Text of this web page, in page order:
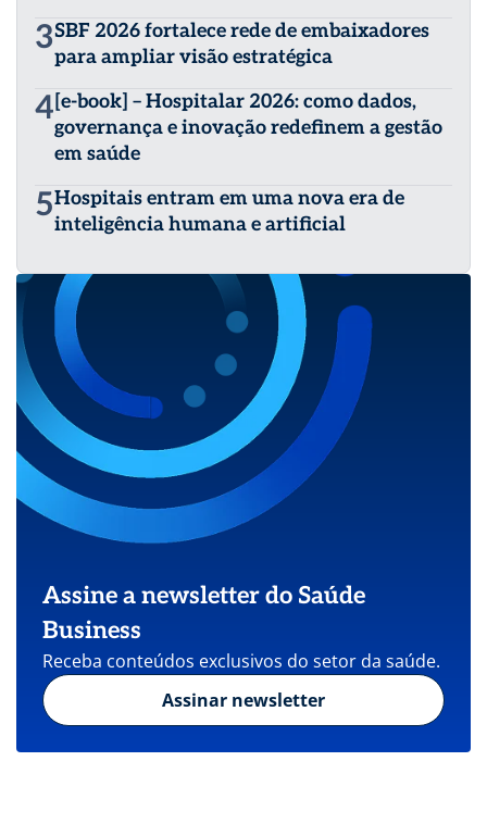
3SBF 2026 fortalece rede de embaixadores
para ampliar visão estratégica
4[e-book] – Hospitalar 2026: como dados,
governança e inovação redefinem a gestão
em saúde
5Hospitais entram em uma nova era de
inteligência humana e artificial
Assine a newsletter do Saúde
Business
Receba conteúdos exclusivos do setor da saúde.
Assinar newsletter